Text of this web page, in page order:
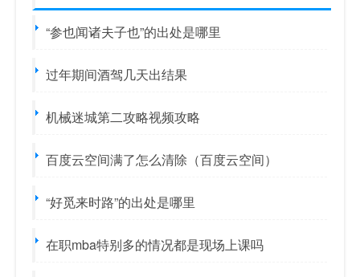
“参也闻诸夫子也”的出处是哪里
过年期间酒驾几天出结果
机械迷城第二攻略视频攻略
百度云空间满了怎么清除（百度云空间）
“好觅来时路”的出处是哪里
在职mba特别多的情况都是现场上课吗